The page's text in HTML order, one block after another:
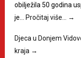
obilježila 50 godina
je…
Pročitaj više… →
Djeca u Donjem
kraja →